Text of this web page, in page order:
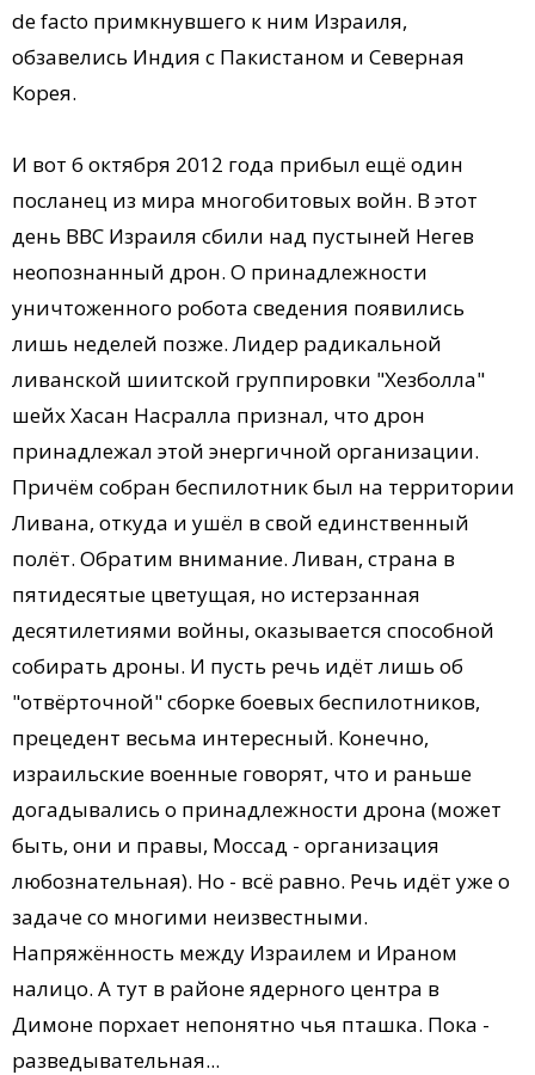
de facto примкнувшего к ним Израиля,
обзавелись Индия с Пакистаном и Северная
Корея.
И вот 6 октября 2012 года прибыл ещё один
посланец из мира многобитовых войн. В этот
день ВВС Израиля сбили над пустыней Негев
неопознанный дрон. О принадлежности
уничтоженного робота сведения появились
лишь неделей позже. Лидер радикальной
ливанской шиитской группировки "Хезболла"
шейх Хасан Насралла признал, что дрон
принадлежал этой энергичной организации.
Причём собран беспилотник был на территории
Ливана, откуда и ушёл в свой единственный
полёт. Обратим внимание. Ливан, страна в
пятидесятые цветущая, но истерзанная
десятилетиями войны, оказывается способной
собирать дроны. И пусть речь идёт лишь об
"отвёрточной" сборке боевых беспилотников,
прецедент весьма интересный. Конечно,
израильские военные говорят, что и раньше
догадывались о принадлежности дрона (может
быть, они и правы, Моссад - организация
любознательная). Но - всё равно. Речь идёт уже о
задаче со многими неизвестными.
Напряжённость между Израилем и Ираном
налицо. А тут в районе ядерного центра в
Димоне порхает непонятно чья пташка. Пока -
разведывательная...